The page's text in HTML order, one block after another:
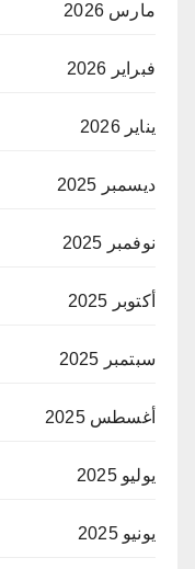
مارس 2026
فبراير 2026
يناير 2026
ديسمبر 2025
نوفمبر 2025
أكتوبر 2025
سبتمبر 2025
أغسطس 2025
يوليو 2025
يونيو 2025